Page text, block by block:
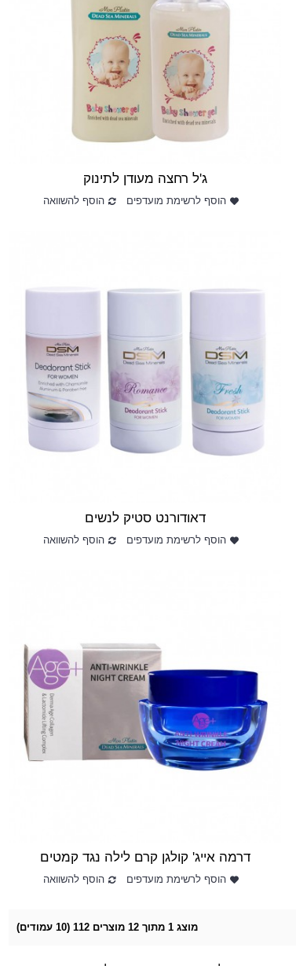
ג'ל רחצה מעודן לתינוק
הוסף לרשימת מועדפים הוסף להשוואה
דאודורנט סטיק לנשים
הוסף לרשימת מועדפים הוסף להשוואה
דרמה אייג' קולגן קרם לילה נגד קמטים
הוסף לרשימת מועדפים הוסף להשוואה
מוצג 1 מתוך 12 מוצרים 112 (10 עמודים)